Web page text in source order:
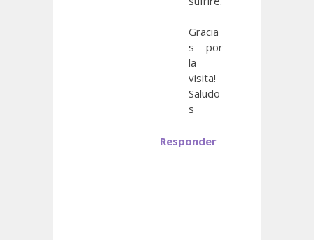
Gracia
s por
la
visita!
Saludo
s
Responder